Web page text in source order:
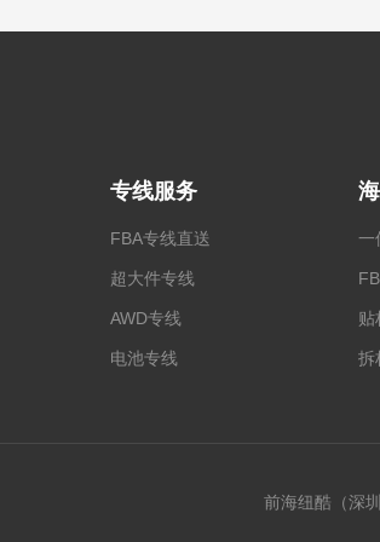
专线服务
FBA专线直送
超大件专线
AWD专线
电池专线
一
贴
拆
前海纽酷（深